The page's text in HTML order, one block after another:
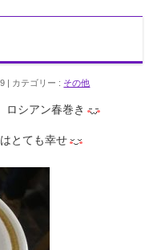
カテゴリー : その他
シアン春巻き
とても幸せ